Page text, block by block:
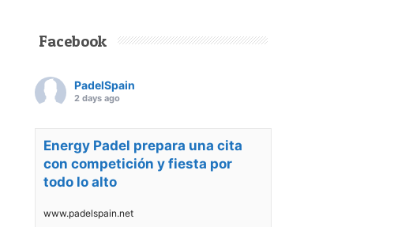
Facebook
PadelSpain
2 days ago
Energy Padel prepara una cita
con competición y fiesta por
todo lo alto
www.padelspain.net